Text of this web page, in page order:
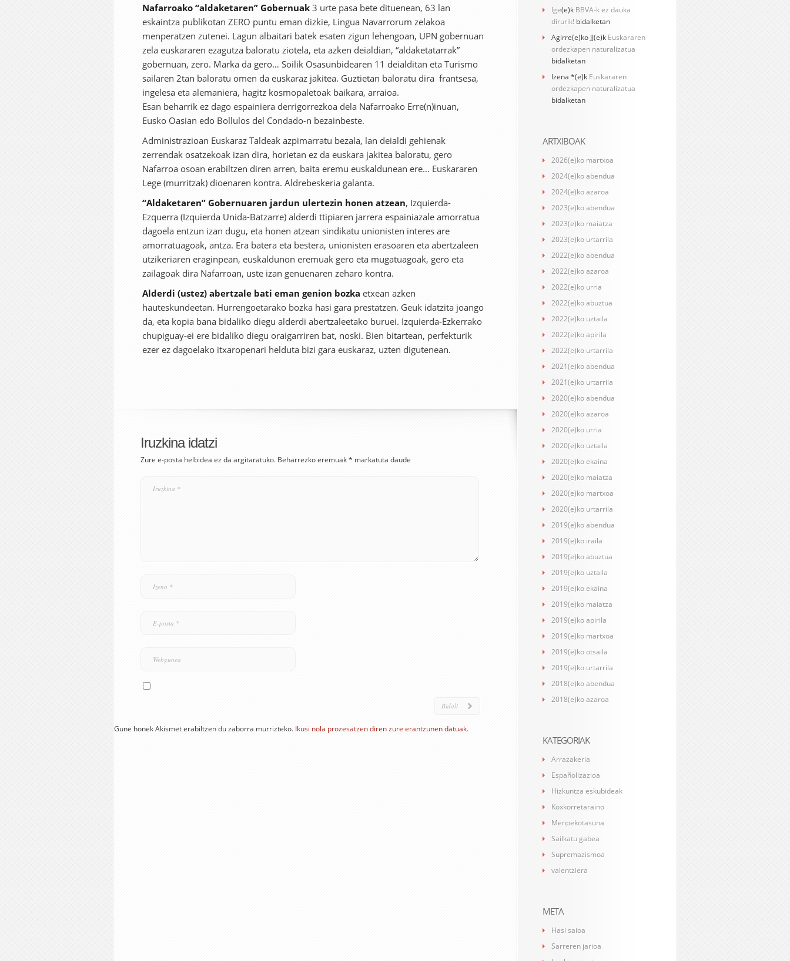
Nafarroako “aldaketaren” Gobernuak 3 urte pasa bete dituenean, 63 lan
eskaintza publikotan ZERO puntu eman dizkie, Lingua Navarrorum zelakoa
menperatzen zutenei. Lagun albaitari batek esaten zigun lehengoan, UPN gobernuan
zela euskararen ezagutza baloratu ziotela, eta azken deialdian, “aldaketatarrak”
gobernuan, zero. Marka da gero… Soilik Osasunbidearen 11 deialditan eta Turismo
sailaren 2tan baloratu omen da euskaraz jakitea. Guztietan baloratu dira frantsesa,
ingelesa eta alemaniera, hagitz kosmopaletoak baikara, arraioa.
Esan beharrik ez dago espainiera derrigorrezkoa dela Nafarroako Erre(n)inuan,
Eusko Oasian edo Bollulos del Condado-n bezainbeste.
Administrazioan Euskaraz Taldeak azpimarratu bezala, lan deialdi gehienak
zerrendak osatzekoak izan dira, horietan ez da euskara jakitea baloratu, gero
Nafarroa osoan erabiltzen diren arren, baita eremu euskaldunean ere… Euskararen
Lege (murritzak) dioenaren kontra. Aldrebeskeria galanta.
“Aldaketaren” Gobernuaren jardun ulertezin honen atzean, Izquierda-
Ezquerra (Izquierda Unida-Batzarre) alderdi ttipiaren jarrera espainiazale amorratua
dagoela entzun izan dugu, eta honen atzean sindikatu unionisten interes are
amorratuagoak, antza. Era batera eta bestera, unionisten erasoaren eta abertzaleen
utzikeriaren eraginpean, euskaldunon eremuak gero eta mugatuagoak, gero eta
zailagoak dira Nafarroan, uste izan genuenaren zeharo kontra.
Alderdi (ustez) abertzale bati eman genion bozka etxean azken
hauteskundeetan. Hurrengoetarako bozka hasi gara prestatzen. Geuk idatzita joango
da, eta kopia bana bidaliko diegu alderdi abertzaleetako buruei. Izquierda-Ezkerrako
chupiguay-ei ere bidaliko diegu oraigarriren bat, noski. Bien bitartean, perfekturik
ezer ez dagoelako itxaropenari helduta bizi gara euskaraz, uzten digutenean.
Iruzkina idatzi
Zure e-posta helbidea ez da argitaratuko. Beharrezko eremuak* markatuta daude
Gune honek Akismet erabiltzen du zaborra murrizteko. Ikusi nola prozesatzen diren zure erantzunen datuak.
Ige(e)k BBVA-k ez dauka
dirurik! bidalketan
Agirre(e)ko JJ(e)k Euskararen
ordezkapen naturalizatua
bidalketan
Izena *(e)k Euskararen
ordezkapen naturalizatua
bidalketan
ARTXIBOAK
2026(e)ko martxoa
2024(e)ko abendua
2024(e)ko azaroa
2023(e)ko abendua
2023(e)ko maiatza
2023(e)ko urtarrila
2022(e)ko abendua
2022(e)ko azaroa
2022(e)ko urria
2022(e)ko abuztua
2022(e)ko uztaila
2022(e)ko apirila
2022(e)ko urtarrila
2021(e)ko abendua
2021(e)ko urtarrila
2020(e)ko abendua
2020(e)ko azaroa
2020(e)ko urria
2020(e)ko uztaila
2020(e)ko ekaina
2020(e)ko maiatza
2020(e)ko martxoa
2020(e)ko urtarrila
2019(e)ko abendua
2019(e)ko iraila
2019(e)ko abuztua
2019(e)ko uztaila
2019(e)ko ekaina
2019(e)ko maiatza
2019(e)ko apirila
2019(e)ko martxoa
2019(e)ko otsaila
2019(e)ko urtarrila
2018(e)ko abendua
2018(e)ko azaroa
KATEGORIAK
Arrazakeria
Españolizazioa
Hizkuntza eskubideak
Koxkorretaraino
Menpekotasuna
Sailkatu gabea
Supremazismoa
valentziera
META
Hasi saioa
Sarreren jarioa